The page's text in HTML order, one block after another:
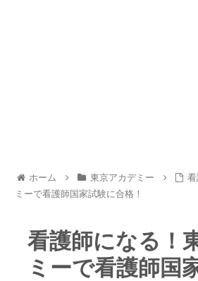
ホーム 東京アカデミー
ミーで看護師国家試験に合格！
看護師になる！
ミーで看護師国